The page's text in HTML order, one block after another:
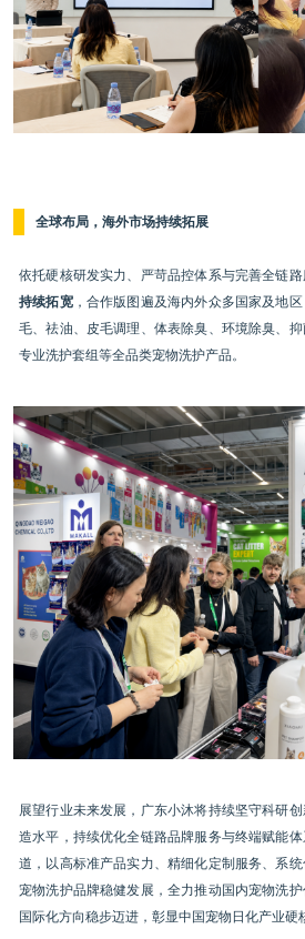
全球布局，海外市场持续拓展
依托硬核研发实力、严苛品控体系与完善全链路
持续拓宽，合作版图遍及海内外众多国家及地
毛、祛油、皮毛调理、体表除臭、环境除臭、
专业洗护套组等全品类宠物洗护产品。
展望行业未来发展，广东小沐将持续坚守科研
造水平，持续优化全链路品牌服务与终端赋能
道，以高标准产品实力、精细化定制服务、系
宠物洗护品牌稳健发展，全力推动国内宠物洗护
国际化方向稳步迈进，彰显中国宠物日化产业硬